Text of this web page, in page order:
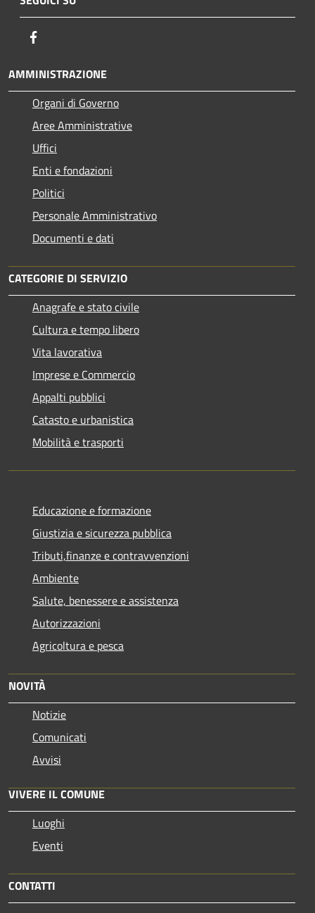
AMMINISTRAZIONE
Organi di Governo
Aree Amministrative
Uffici
Enti e fondazioni
Politici
Personale Amministrativo
Documenti e dati
CATEGORIE DI SERVIZIO
Anagrafe e stato civile
Cultura e tempo libero
Vita lavorativa
Imprese e Commercio
Appalti pubblici
Catasto e urbanistica
Mobilità e trasporti
Educazione e formazione
Giustizia e sicurezza pubblica
Tributi,finanze e contravvenzioni
Ambiente
Salute, benessere e assistenza
Autorizzazioni
Agricoltura e pesca
NOVITÀ
Notizie
Comunicati
Avvisi
VIVERE IL COMUNE
Luoghi
Eventi
CONTATTI